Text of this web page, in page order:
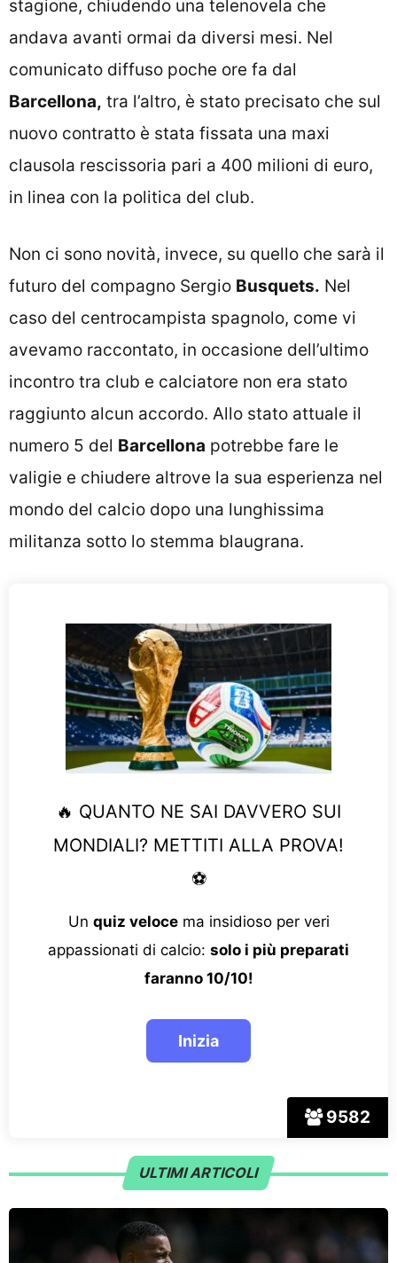
stagione, chiudendo una telenovela che
andava avanti ormai da diversi mesi. Nel
comunicato diffuso poche ore fa dal
Barcellona, tra l’altro, è stato precisato che sul
nuovo contratto è stata fissata una maxi
clausola rescissoria pari a 400 milioni di euro,
in linea con la politica del club.
Non ci sono novità, invece, su quello che sarà il
futuro del compagno Sergio Busquets. Nel
caso del centrocampista spagnolo, come vi
avevamo raccontato, in occasione dell’ultimo
incontro tra club e calciatore non era stato
raggiunto alcun accordo. Allo stato attuale il
numero 5 del Barcellona potrebbe fare le
valigie e chiudere altrove la sua esperienza nel
mondo del calcio dopo una lunghissima
militanza sotto lo stemma blaugrana.
9582
🔥 QUANTO NE SAI DAVVERO SUI
MONDIALI? METTITI ALLA PROVA!
⚽
Un quiz velocema insidioso per veri
appassionati di calcio: solo i più preparati
faranno 10/10!
ULTIMI ARTICOLI